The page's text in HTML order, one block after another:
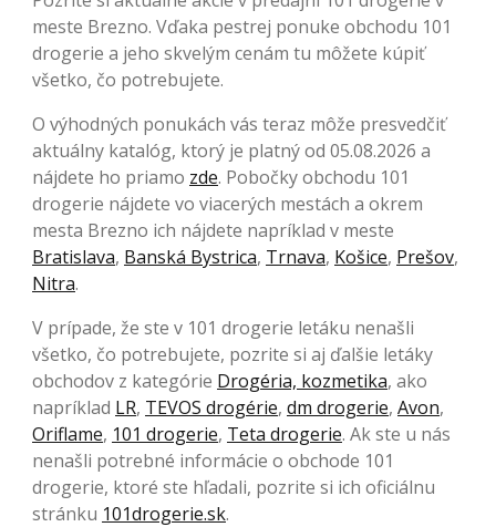
meste Brezno. Vďaka pestrej ponuke obchodu 101
drogerie a jeho skvelým cenám tu môžete kúpiť
všetko, čo potrebujete.
O výhodných ponukách vás teraz môže presvedčiť
aktuálny katalóg, ktorý je platný od 05.08.2026 a
nájdete ho priamo zde. Pobočky obchodu 101
drogerie nájdete vo viacerých mestách a okrem
mesta Brezno ich nájdete napríklad v meste
Bratislava, Banská Bystrica, Trnava, Košice, Prešov,
Nitra.
V prípade, že ste v 101 drogerie letáku nenašli
všetko, čo potrebujete, pozrite si aj ďalšie letáky
obchodov z kategórie Drogéria, kozmetika, ako
napríklad LR, TEVOS drogérie, dm drogerie, Avon,
Oriflame, 101 drogerie, Teta drogerie. Ak ste u nás
nenašli potrebné informácie o obchode 101
drogerie, ktoré ste hľadali, pozrite si ich oficiálnu
stránku 101drogerie.sk.